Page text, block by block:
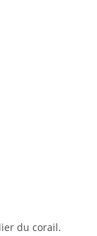
du corail.